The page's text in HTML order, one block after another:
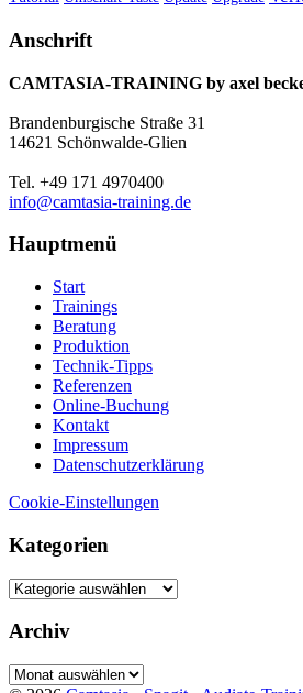
Anschrift
CAMTASIA-TRAINING by axel
Brandenburgische Straße 31
14621 Schönwalde-Glien
Tel. +49 171 4970400
info@camtasia-training.de
Hauptmenü
Start
Trainings
Beratung
Produktion
Technik-Tipps
Referenzen
Online-Buchung
Kontakt
Impressum
Datenschutzerklärung
Cookie-Einstellungen
Kategorien
Kategorien
Archiv
Archiv